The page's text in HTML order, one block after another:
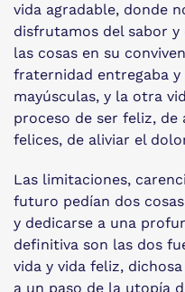
vida agradable, donde
disfrutamos del sabor y
las cosas en su
fraternidad entregaba y
mayúsculas, y la otra
proceso de ser feliz, de
felices, de aliviar el
Las limitaciones,
futuro pedían dos
y dedicarse a una
definitiva son las dos
vida y vida feliz,
a un paso de la utopía